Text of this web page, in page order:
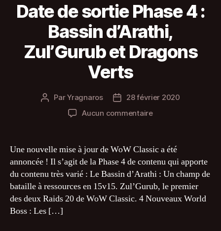
Date de sortie Phase 4 :
Bassin d’Arathi,
Zul’Gurub et Dragons
Verts
Auteur
ParYragnaros
Date28 février 2020
Aucun commentairesur
sortie
4
:
Bassin
d’Arathi,
Une nouvelle mise à jour de WoW Classic a été
annoncée ! Il s’agit de la Phase 4 de contenu qui apporte
du contenu très varié : Le Bassin d’Arathi : Un champ de
bataille à ressources en 15v15. Zul’Gurub, le premier
des deux Raids 20 de WoW Classic. 4 Nouveaux World
Boss : Les […]